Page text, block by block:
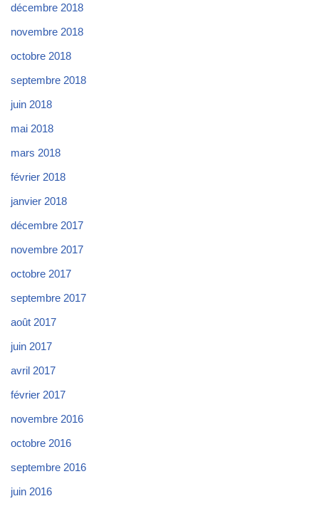
décembre 2018
novembre 2018
octobre 2018
septembre 2018
juin 2018
mai 2018
mars 2018
février 2018
janvier 2018
décembre 2017
novembre 2017
octobre 2017
septembre 2017
août 2017
juin 2017
avril 2017
février 2017
novembre 2016
octobre 2016
septembre 2016
juin 2016